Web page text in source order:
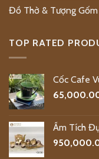
Đồ Thờ & Tượng
TOP RATED
Cốc Cafe
Ấm Tích